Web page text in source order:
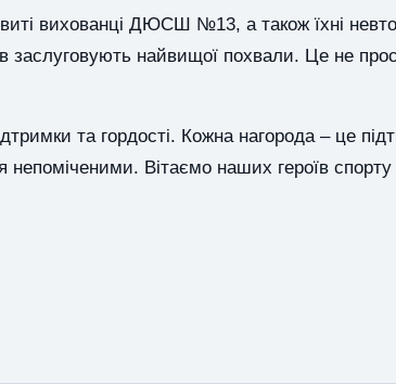
вихованці ДЮСШ №13, а також їхні
заслуговують найвищої похвали. Це не
та гордості. Кожна нагорода – це
непоміченими. Вітаємо наших героїв